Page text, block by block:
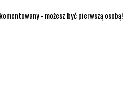
- możesz być pierwszą osobą!